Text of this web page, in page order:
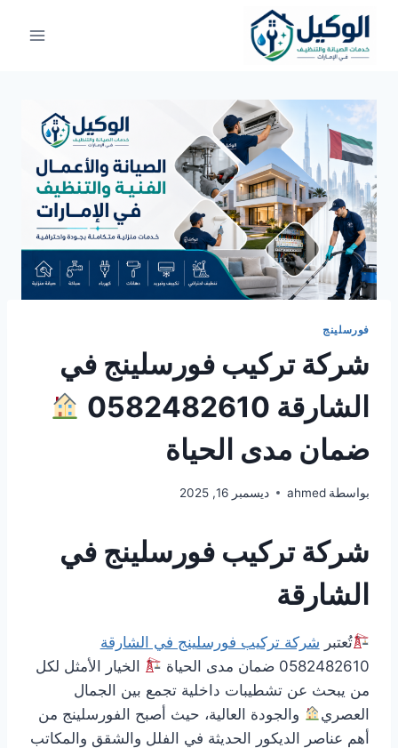
التجاوز
المحتوى
فورسلينج
شركة تركيب فورسلينج في
الشارقة 0582482610
ضمان مدى الحياة
بواسطة ahmed ديسمبر 16, 2025
شركة تركيب فورسلينج في
الشارقة
تُعتبر شركة تركيب فورسلينج في الشارقة
0582482610 ضمان مدى الحياة
الخيار الأمثل لكل
من يبحث عن تشطيبات داخلية تجمع بين الجمال
العصري
والجودة العالية، حيث أصبح الفورسلينج من
أهم عناصر الديكور الحديثة في الفلل والشقق والمكاتب